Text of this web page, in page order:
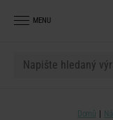
MENU
Domů